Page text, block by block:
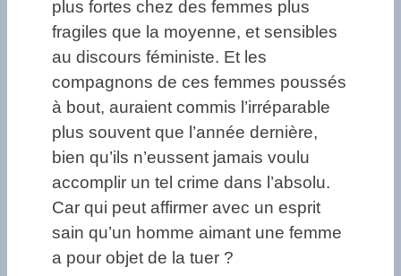
plus fortes chez des femmes plus
fragiles que la moyenne, et sensibles
au discours féministe. Et les
compagnons de ces femmes poussés
à bout, auraient commis l’irréparable
plus souvent que l’année dernière,
bien qu’ils n’eussent jamais voulu
accomplir un tel crime dans l’absolu.
Car qui peut affirmer avec un esprit
sain qu’un homme aimant une femme
a pour objet de la tuer ?